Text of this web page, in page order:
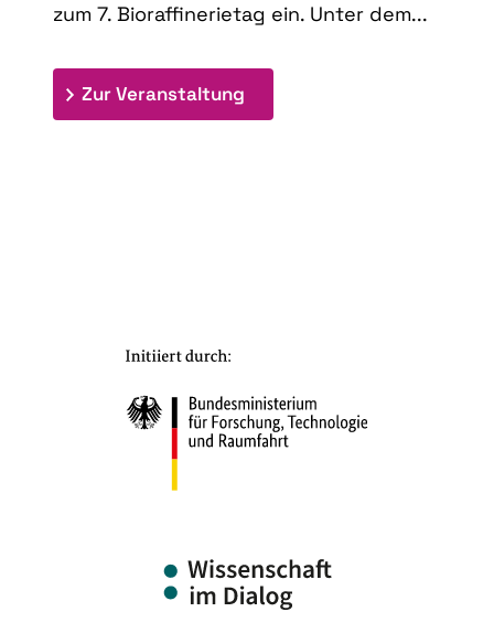
zum 7. Bioraffinerietag ein. Unter dem...
Zur Veranstaltung